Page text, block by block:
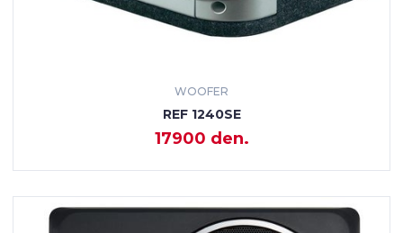
WOOFER
REF 1240SE
17900 den.